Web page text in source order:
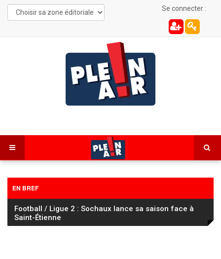
Se connecter :
EN BREF
Football / Ligue 2 : Sochaux lance sa saison face à
Saint-Étienne